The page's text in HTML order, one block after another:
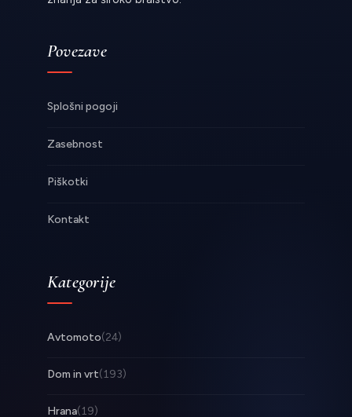
Povezave
Splošni pogoji
Zasebnost
Piškotki
Kontakt
Kategorije
Avtomoto(24)
Dom in vrt(193)
Hrana(19)